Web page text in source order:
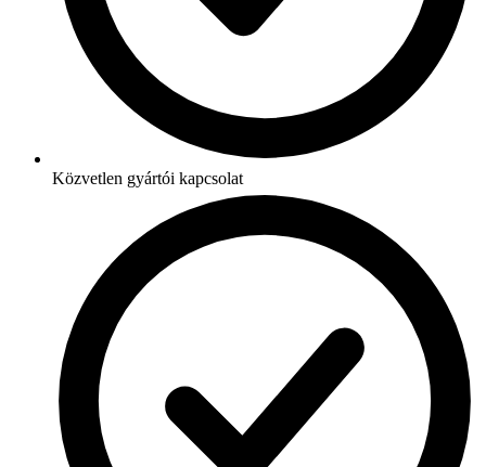
Közvetlen gyártói kapcsolat